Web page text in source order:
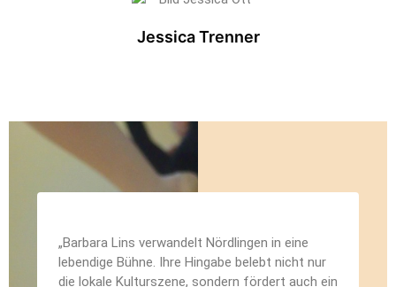
Jessica Trenner
„Barbara Lins verwandelt Nördlingen in eine
lebendige Bühne. Ihre Hingabe belebt nicht nur
die lokale Kulturszene, sondern fördert auch ein